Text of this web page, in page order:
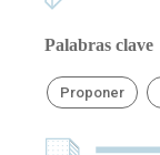
Palabras clave
Proponer